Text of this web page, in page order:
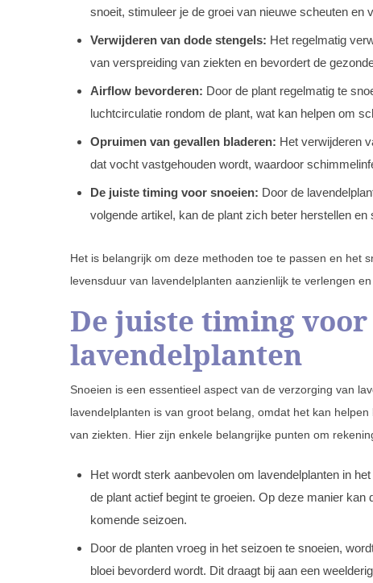
snoeit, stimuleer je de groei van nieuwe scheuten en
Verwijderen van dode stengels: Het regelmatig
van verspreiding van ziekten en bevordert de
Airflow bevorderen: Door de plant regelmatig te
luchtcirculatie rondom de plant, wat kan helpen om
Opruimen van gevallen bladeren: Het verwijderen
dat vocht vastgehouden wordt, waardoor
De juiste timing voor snoeien: Door de
volgende artikel, kan de plant zich beter herstellen en
Het is belangrijk om deze methoden toe te passen en het
levensduur van lavendelplanten aanzienlijk te verlengen
De juiste timing
lavendelplanten
Snoeien is een essentieel aspect van de verzorging van
lavendelplanten is van groot belang, omdat het kan
van ziekten. Hier zijn enkele belangrijke punten om
Het wordt sterk aanbevolen om lavendelplanten in
de plant actief begint te groeien. Op deze manier
komende seizoen.
Door de planten vroeg in het seizoen te snoeien,
bloei bevorderd wordt. Dit draagt bij aan een